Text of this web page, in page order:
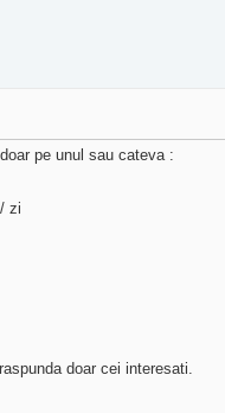
pe unul sau cateva :
zi
doar cei interesati.